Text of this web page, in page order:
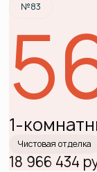
№83
1-
Чистовая отделка
18 966 434